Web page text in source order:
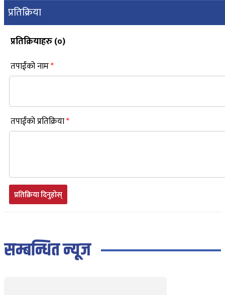
प्रतिक्रिया
प्रतिक्रियाहरु (०)
तपाईंको नाम*
तपाईंको प्रतिक्रिया*
प्रतिक्रिया दिनुहोस्
सम्बन्धित न्यूज